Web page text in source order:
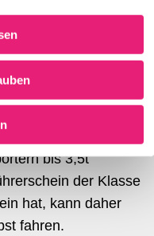
haben oder
Dienste gesammelt
und
Sie diese selbst
bis 3,5t
der Klasse
hat, kann daher
fahren.